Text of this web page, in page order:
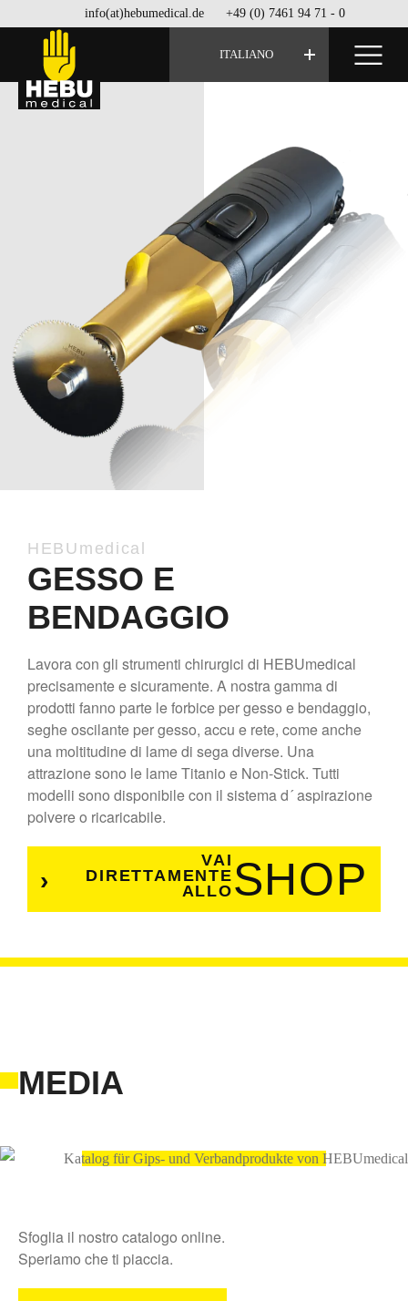
info(at)hebumedical.de +49 (0) 7461 94 71 - 0
ITALIANO
HEBUmedical
GESSO E
BENDAGGIO
Lavora con gli strumenti chirurgici di HEBUmedical
precisamente e sicuramente. A nostra gamma di
prodotti fanno parte le forbice per gesso e bendaggio,
seghe oscilante per gesso, accu e rete, come anche
una moltitudine di lame di sega diverse. Una
attrazione sono le lame Titanio e Non-Stick. Tutti
modelli sono disponibile con il sistema d´ aspirazione
polvere o ricaricabile.
VAI
DIRETTAMENTE
ALLO SHOP
MEDIA
Sfoglia il nostro catalogo online.
Speriamo che ti piaccia.